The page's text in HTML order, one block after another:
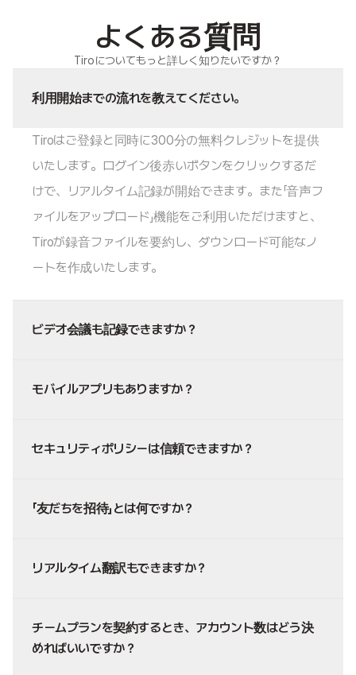
よくある質問
Tiroについてもっと詳しく知りたいですか？
利用開始までの流れを教えてください。
Tiroはご登録と同時に300分の無料クレジットを提供
いたします。ログイン後赤いボタンをクリックするだ
けで、リアルタイム記録が開始できます。また「音声フ
ァイルをアップロード」機能をご利用いただけますと、
Tiroが録音ファイルを要約し、ダウンロード可能なノ
ートを作成いたします。
ビデオ会議も記録できますか？
モバイルアプリもありますか？
セキュリティポリシーは信頼できますか？
「友だちを招待」とは何ですか？
リアルタイム翻訳もできますか？
チームプランを契約するとき、アカウント数はどう決
めればいいですか？